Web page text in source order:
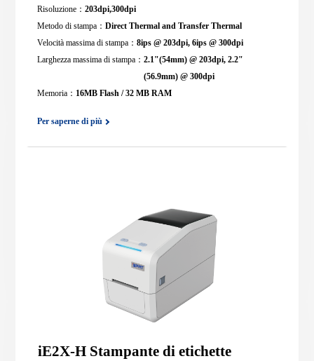
Risoluzione：203dpi,300dpi
Metodo di stampa：Direct Thermal and Transfer Thermal
Velocità massima di stampa：8ips @ 203dpi, 6ips @ 300dpi
Larghezza massima di stampa：2.1"(54mm) @ 203dpi, 2.2"
(56.9mm) @ 300dpi
Memoria： 16MB Flash / 32 MB RAM
Per saperne di più
iE2X-H Stampante di etichette